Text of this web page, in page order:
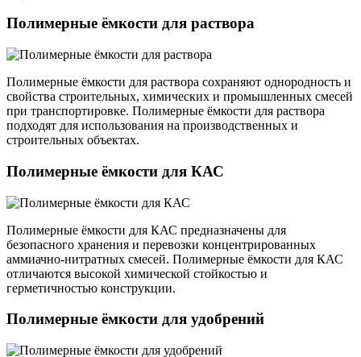
Полимерные ёмкости для раствора
Полимерные ёмкости для раствора сохраняют однородность и
свойства строительных, химических и промышленных смесей
при транспортировке. Полимерные ёмкости для раствора
подходят для использования на производственных и
строительных объектах.
Полимерные ёмкости для КАС
Полимерные ёмкости для КАС предназначены для
безопасного хранения и перевозки концентрированных
аммиачно-нитратных смесей. Полимерные ёмкости для КАС
отличаются высокой химической стойкостью и
герметичностью конструкции.
Полимерные ёмкости для удобрений